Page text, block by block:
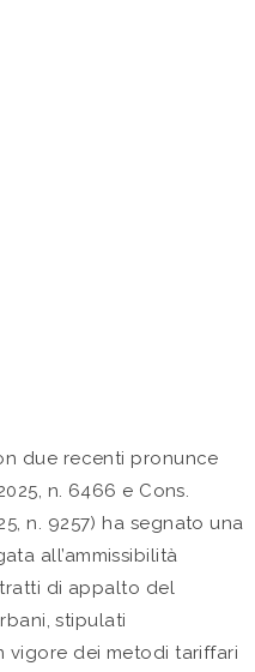
due recenti pronunce
n. 6466 e Cons.
n. 9257) ha segnato una
all’ammissibilità
di appalto del
stipulati
vigore dei metodi tariffari